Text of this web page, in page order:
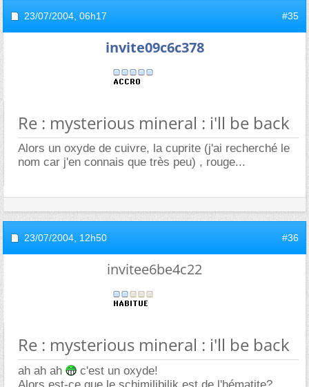
23/07/2004, 06h17 #35
invite09c6c378
Re : mysterious mineral : i'll be back
Alors un oxyde de cuivre, la cuprite (j'ai recherché le
nom car j'en connais que très peu) , rouge...
23/07/2004, 12h50 #36
invitee6be4c22
Re : mysterious mineral : i'll be back
ah ah ah
c'est un oxyde!